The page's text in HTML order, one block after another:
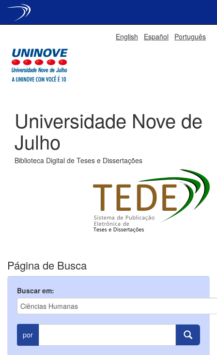
English Español Português
Universidade Nove de
Julho
Biblioteca Digital de Teses e Dissertações
Página de Busca
Buscar em:
por